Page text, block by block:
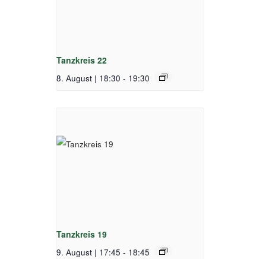
Tanzkreis 22
8. August | 18:30 - 19:30
Tanzkreis 19
9. August | 17:45 - 18:45